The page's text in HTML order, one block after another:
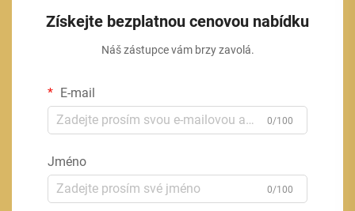
Získejte bezplatnou cenovou nabídku
Náš zástupce vám brzy zavolá.
E-mail
0/100
Jméno
0/100